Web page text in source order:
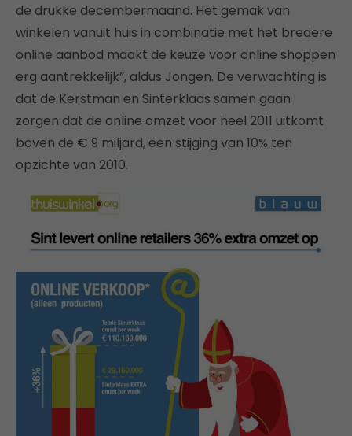
de drukke decembermaand. Het gemak van
winkelen vanuit huis in combinatie met het bredere
online aanbod maakt de keuze voor online shoppen
erg aantrekkelijk”, aldus Jongen. De verwachting is
dat de Kerstman en Sinterklaas samen gaan
zorgen dat de online omzet voor heel 2011 uitkomt
boven de € 9 miljard, een stijging van 10% ten
opzichte van 2010.